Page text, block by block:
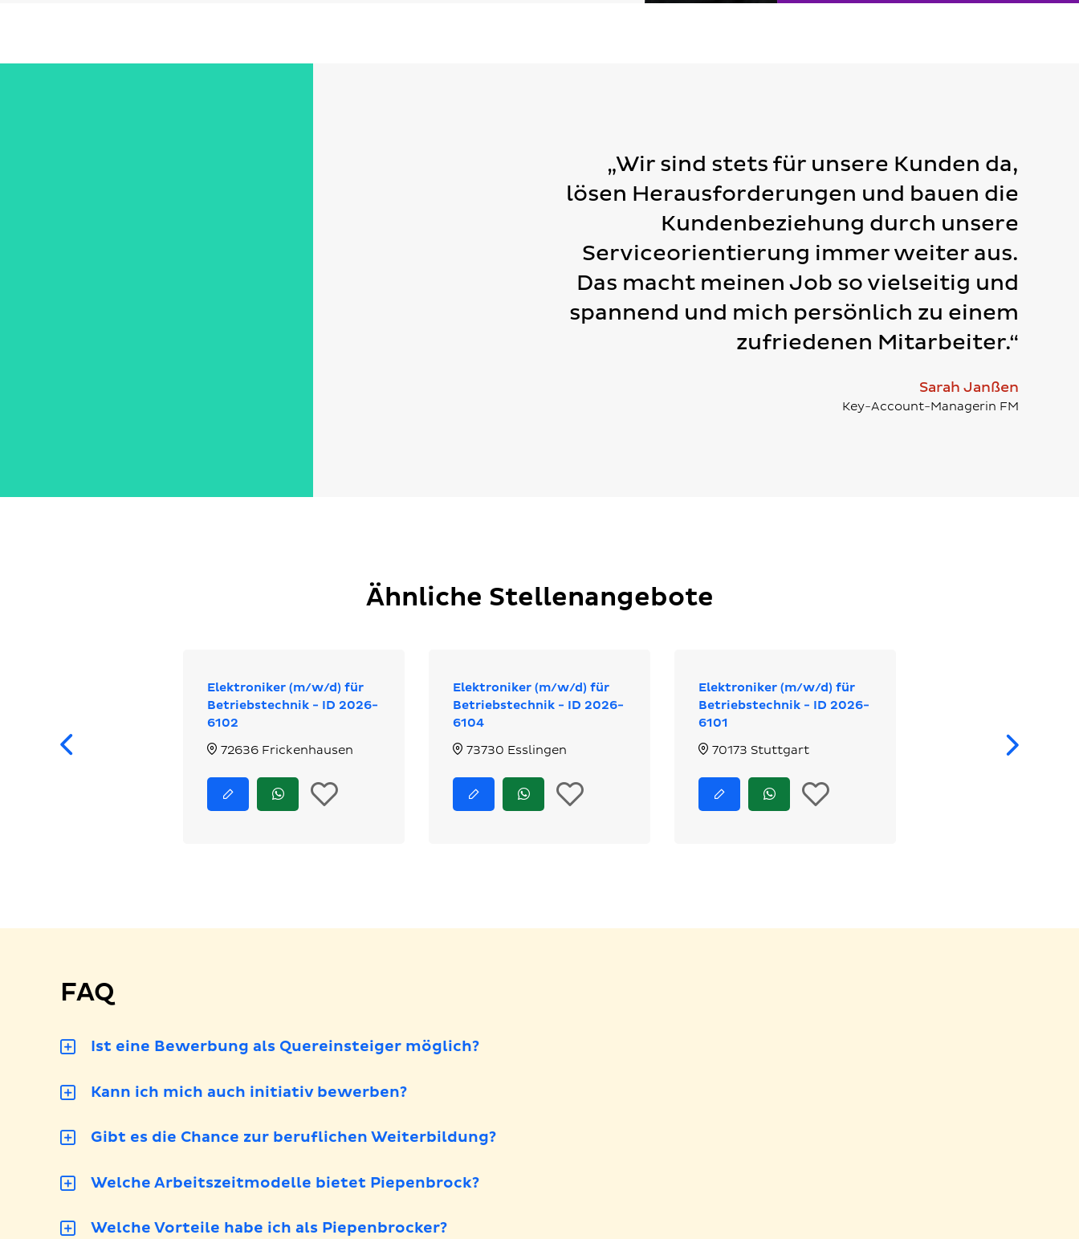
„Wir sind stets für unsere Kunden da,
lösen Herausforderungen und bauen die
Kundenbeziehung durch unsere
Serviceorientierung immer weiter aus.
Das macht meinen Job so vielseitig und
spannend und mich persönlich zu einem
zufriedenen Mitarbeiter.“
Sarah Janßen
Key-Account-Managerin FM
Ähnliche Stellenangebote
Zurück
Elektroniker (m/w/d) für
Betriebstechnik - ID 2026-
6102
72636 Frickenhausen
Jetzt
bewerben
Jetzt
via
In
Elektroniker (m/w/d) für
Betriebstechnik - ID 2026-
6104
73730 Esslingen
Jetzt
bewerben
Jetzt
via
In
Elektroniker (m/w/d) für
Betriebstechnik - ID 2026-
6101
70173 Stuttgart
Jetzt
bewerben
Jetzt
via
In
FAQ
Ist eine Bewerbung als Quereinsteiger möglich?
Kann ich mich auch initiativ bewerben?
Gibt es die Chance zur beruflichen Weiterbildung?
Welche Arbeitszeitmodelle bietet Piepenbrock?
Welche Vorteile habe ich als Piepenbrocker?